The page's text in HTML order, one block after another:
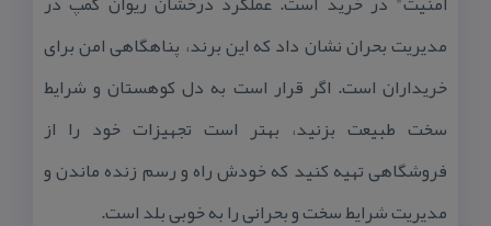
مدیریت بحران نشان داد كه این برند، پناهگاهی امن برای
خریداران است. اگر قرار است به دل كوهستان و شرایط
سخت طبیعت بزنید، بهتر است تجهیزات خود را از
فروشگاهی تهیه كنید كه خودش راه و رسم زنده ماندن و
مدیریت شرایط سخت و بحرانی را به خوبی بلد است.